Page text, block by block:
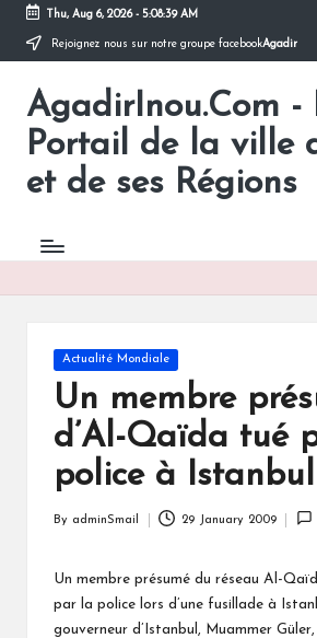
Skip
content
Thu, Aug 6, 2026- 5:08:40 AM
Rejoignez nous sur notre groupe facebookAgadir
AgadirInou.Com -
Portail de la ville
et de ses Régions
Toute
l'actualité
ville
en
un
Posted
in
Actualité Mondiale
Un membre
d’Al-Qaïda tué
police à Istanbul
By adminSmail 29 January 2009
Un membre présumé du réseau Al-
par la police lors d’une fusillade à
gouverneur d’Istanbul, Muammer